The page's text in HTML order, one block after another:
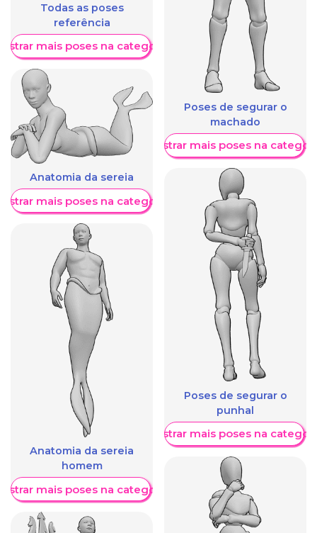
Todas as poses
referência
mais poses na categoria
Anatomia da sereia
mais poses na categoria
Anatomia da sereia
homem
mais poses na categoria
Poses de segurar o
machado
Mostrar mais poses na
Poses de segurar o
punhal
Mostrar mais poses na